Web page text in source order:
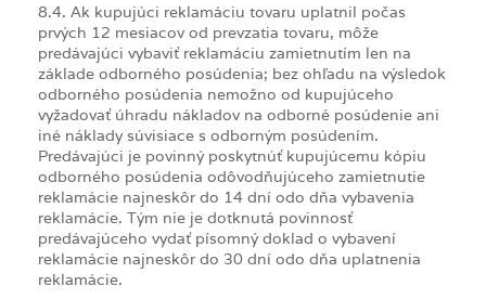
8.4. Ak kupujúci reklamáciu tovaru uplatnil počas
prvých 12 mesiacov od prevzatia tovaru, môže
predávajúci vybaviť reklamáciu zamietnutím len na
základe odborného posúdenia; bez ohľadu na výsledok
odborného posúdenia nemožno od kupujúceho
vyžadovať úhradu nákladov na odborné posúdenie ani
iné náklady súvisiace s odborným posúdením.
Predávajúci je povinný poskytnúť kupujúcemu kópiu
odborného posúdenia odôvodňujúceho zamietnutie
reklamácie najneskôr do 14 dní odo dňa vybavenia
reklamácie. Tým nie je dotknutá povinnosť
predávajúceho vydať písomný doklad o vybavení
reklamácie najneskôr do 30 dní odo dňa uplatnenia
reklamácie.